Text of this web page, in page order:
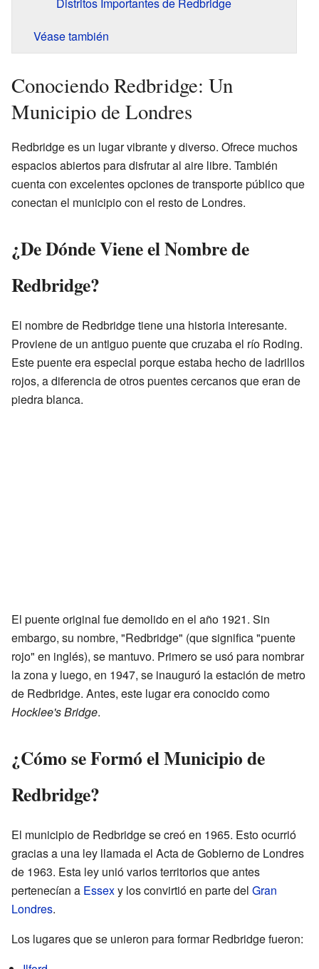
Véase también
Conociendo Redbridge: Un
Municipio de Londres
Redbridge es un lugar vibrante y diverso. Ofrece muchos
espacios abiertos para disfrutar al aire libre. También
cuenta con excelentes opciones de transporte público que
conectan el municipio con el resto de Londres.
¿De Dónde Viene el Nombre de
Redbridge?
El nombre de Redbridge tiene una historia interesante.
Proviene de un antiguo puente que cruzaba el río Roding.
Este puente era especial porque estaba hecho de ladrillos
rojos, a diferencia de otros puentes cercanos que eran de
piedra blanca.
El puente original fue demolido en el año 1921. Sin
embargo, su nombre, "Redbridge" (que significa "puente
rojo" en inglés), se mantuvo. Primero se usó para nombrar
la zona y luego, en 1947, se inauguró la estación de metro
de Redbridge. Antes, este lugar era conocido como
Hocklee's Bridge.
¿Cómo se Formó el Municipio de
Redbridge?
El municipio de Redbridge se creó en 1965. Esto ocurrió
gracias a una ley llamada el Acta de Gobierno de Londres
de 1963. Esta ley unió varios territorios que antes
pertenecían a Essexy los convirtió en parte del Gran
Londres.
Los lugares que se unieron para formar Redbridge fueron: